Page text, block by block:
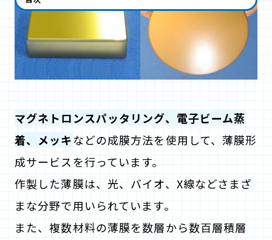
マグネトロンスパッタリング、電子ビーム蒸
着、メッキなどの成膜方法を使用して、薄膜形
成サービスを行っています。
作製した薄膜は、光、バイオ、X線などさまざ
まな分野で用いられています。
また、複数材料の薄膜を数層から数百層積層